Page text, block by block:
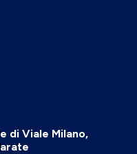
di Viale Milano,